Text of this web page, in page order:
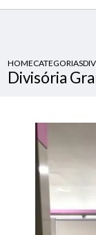
HOMECATEGORIAS
Divisória